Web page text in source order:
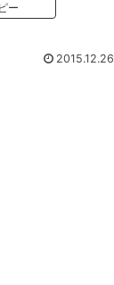
ー
2015.12.26